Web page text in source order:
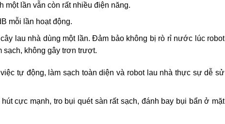
lần vẫn còn rất nhiều điện năng.
mỗi lần hoạt động.
lau nhà dùng một lần. Đảm bảo không bị rò rỉ nước lúc robot
không gây trơn trượt.
tự động, làm sạch toàn diện và robot lau nhà thực sự dễ sử
cực mạnh, tro bụi quét sàn rất sạch, đánh bay bụi bẩn ở mặt